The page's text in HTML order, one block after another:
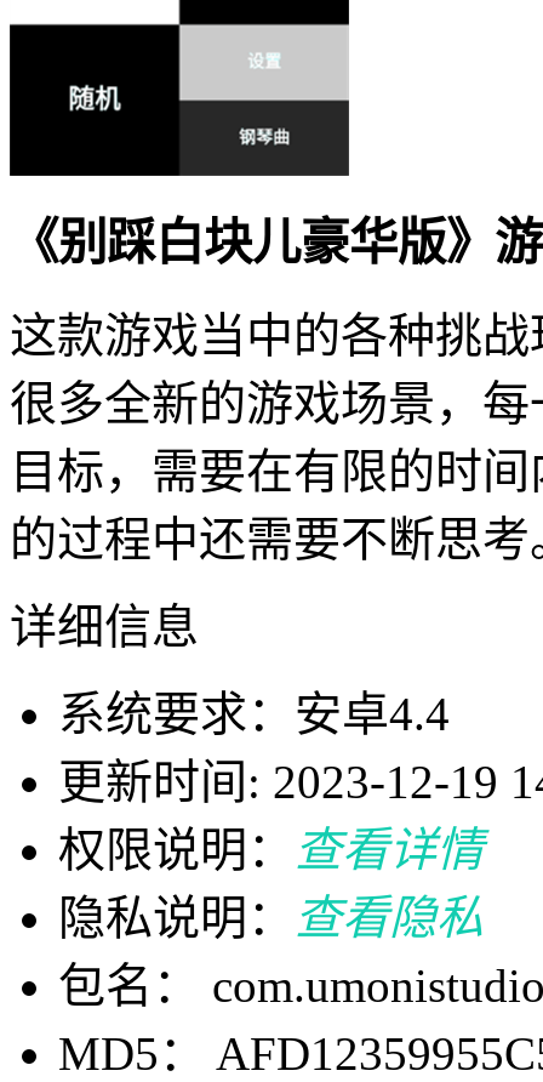
《别踩白块儿豪华版》
这款游戏当中的各种挑
很多全新的游戏场景，
目标，需要在有限的时
的过程中还需要不断思考
详细信息
系统要求：安卓4.4
更新时间: 2023-12-19
权限说明：
查看详情
隐私说明：
查看隐私
包名：
MD5：